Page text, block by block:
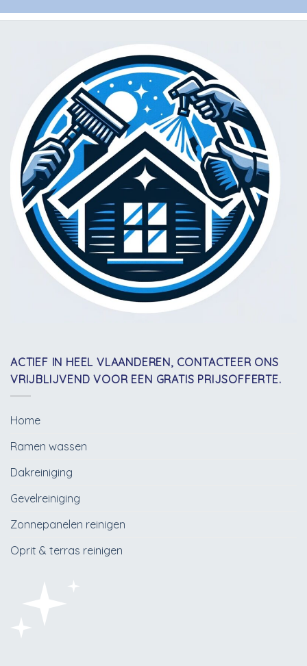
ACTIEF IN HEEL VLAANDEREN, CONTACTEER ONS
VRIJBLIJVEND VOOR EEN GRATIS PRIJSOFFERTE.
Home
Ramen wassen
Dakreiniging
Gevelreiniging
Zonnepanelen reinigen
Oprit & terras reinigen